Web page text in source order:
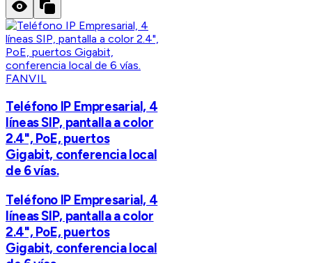
FANVIL
Teléfono IP Empresarial, 4
líneas SIP, pantalla a color
2.4", PoE, puertos
Gigabit, conferencia local
de 6 vías.
Teléfono IP Empresarial, 4
líneas SIP, pantalla a color
2.4", PoE, puertos
Gigabit, conferencia local